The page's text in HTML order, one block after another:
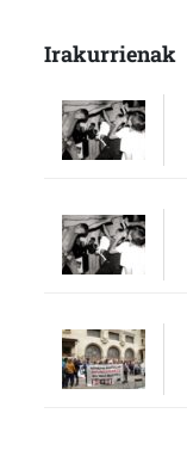
Irakurrienak